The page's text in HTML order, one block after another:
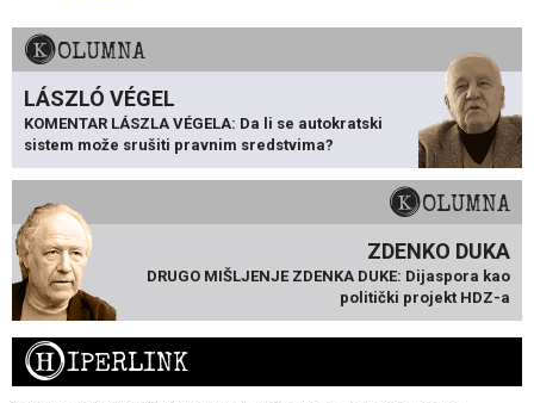
KOLUMNA
LÁSZLÓ VÉGEL
KOMENTAR LÁSZLA VÉGELA: Da li se autokratski
sistem može srušiti pravnim sredstvima?
KOLUMNA
ZDENKO DUKA
DRUGO MIŠLJENJE ZDENKA DUKE: Dijaspora kao
politički projekt HDZ-a
HIPERLINK